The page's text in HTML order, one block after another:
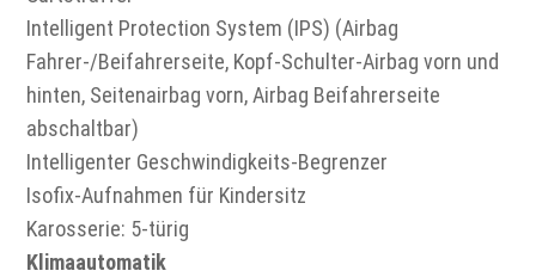
Intelligent Protection System (IPS) (Airbag
Fahrer-/Beifahrerseite, Kopf-Schulter-Airbag vorn und
hinten, Seitenairbag vorn, Airbag Beifahrerseite
abschaltbar)
Intelligenter Geschwindigkeits-Begrenzer
Isofix-Aufnahmen für Kindersitz
Karosserie: 5-türig
Klimaautomatik